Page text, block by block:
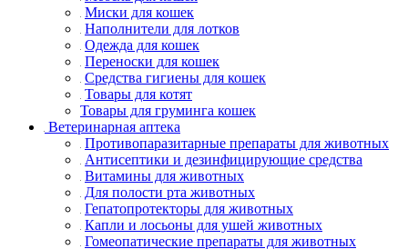
Миски для кошек
Наполнители для лотков
Одежда для кошек
Переноски для кошек
Средства гигиены для кошек
Товары для котят
Товары для груминга кошек
Ветеринарная аптека
Противопаразитарные препараты для животных
Антисептики и дезинфицирующие средства
Витамины для животных
Для полости рта животных
Гепатопротекторы для животных
Капли и лосьоны для ушей животных
Гомеопатические препараты для животных